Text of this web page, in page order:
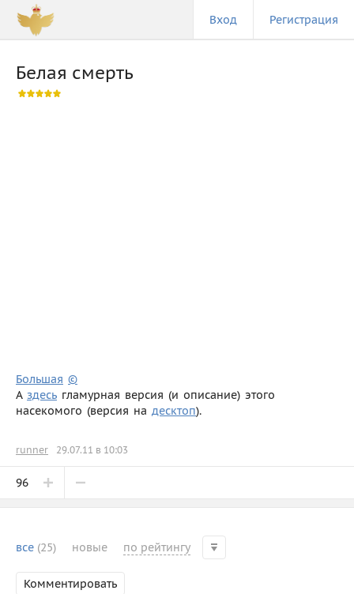
Вход Регистрация
Белая смерть
Большая ©
А здесь гламурная версия (и описание) этого
насекомого (версия на десктоп).
runner 29.07.11 в 10:03
96
все (25) новые по рейтингу
Комментировать